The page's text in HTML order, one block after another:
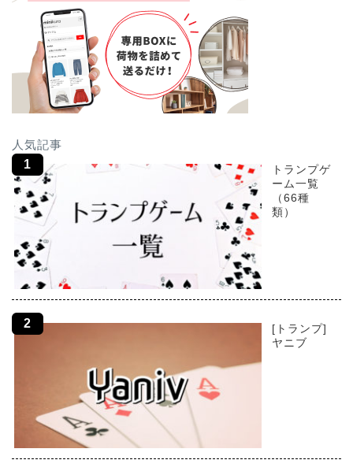
人気記事
トランプゲ
ーム一覧
（66種
類）
[トランプ]
ヤニブ